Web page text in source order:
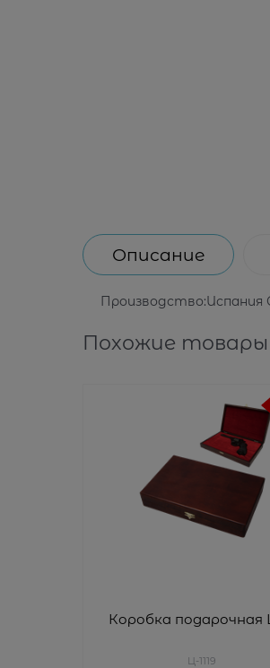
Описание
Производство:Испания
Похожие товары
Коробка подарочная
Ц-1119